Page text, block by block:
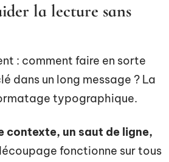
la lecture sans
: comment faire en sorte
dans un long message ? La
typographique.
contexte, un saut de ligne,
fonctionne sur tous